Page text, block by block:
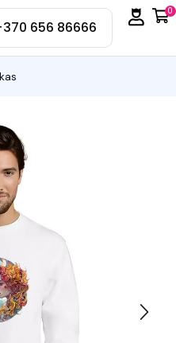
656 86666
0